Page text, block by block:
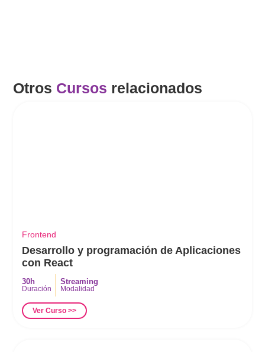
Otros Cursos relacionados
Frontend
Desarrollo y programación de Aplicaciones
con React
30h
Duración
Streaming
Modalidad
Ver Curso >>